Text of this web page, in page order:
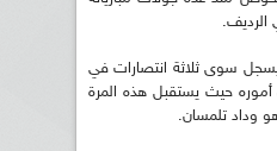
الرديف.
يسجل سوى ثلاثة انتصارات في
تدارك أموره حيث يستقبل هذه المرة
وداد تلمسان.